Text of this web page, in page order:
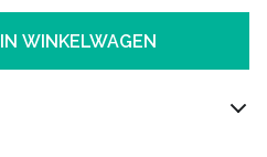
IN WINKELWAGEN